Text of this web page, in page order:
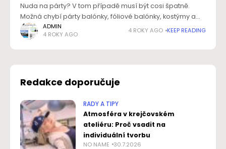
Nuda na párty? V tom případě musí být cosi špatně.
Možná chybí párty balónky, fóliové balónky, kostýmy a
masky nebo párty hry. Každá párty je totiž plánovaný čas
bezvadného setkání
ADMIN
4 ROKY AGO
4 ROKY AGO KEEP READING
Redakce doporučuje
RADY A TIPY
Atmosféra v krejčovském
ateliéru: Proč vsadit na
individuální tvorbu
NO NAME 30.7.2026